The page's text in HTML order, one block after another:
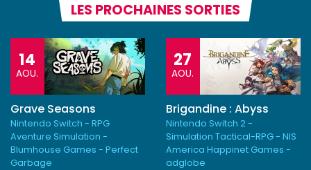
LES PROCHAINES SORTIES
14
AOU.
Grave Seasons
Nintendo Switch - RPG
Aventure Simulation -
Blumhouse Games - Perfect
Garbage
27
AOU.
Brigandine : Abyss
Nintendo Switch 2 -
Simulation Tactical-RPG - NIS
America Happinet Games -
adglobe